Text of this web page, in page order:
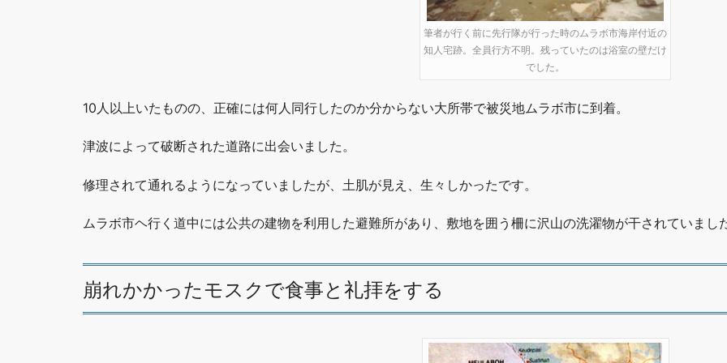
筆者が行く前に先行隊が行った時のムラボ市海岸付近の
知人宅跡。全員行方不明。残っていたのは浴室の壁だけ
でした。
10人以上いたものの、正確には何人同行したのか分からない大所帯で被災地ムラボ市に到着。
津波によって破断された道路に出会いました。
修理されて通れるようになっていましたが、土肌が見え、生々しかったです。
ムラボ市ヘ行く道中には公共の建物を利用した避難所があり、敷地を囲う柵に沢山の洗濯物が干されていまし
崩れかかったモスクで食事と礼拝をする